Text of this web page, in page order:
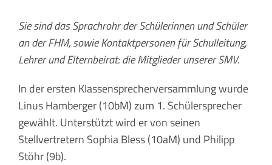
Sie sind das Sprachrohr der Schülerinnen und Schüler
an der FHM, sowie Kontaktpersonen für Schulleitung,
Lehrer und Elternbeirat: die Mitglieder unserer SMV.
In der ersten Klassensprecherversammlung wurde
Linus Hamberger (10bM) zum 1. Schülersprecher
gewählt. Unterstützt wird er von seinen
Stellvertretern Sophia Bless (10aM) und Philipp
Stöhr (9b).